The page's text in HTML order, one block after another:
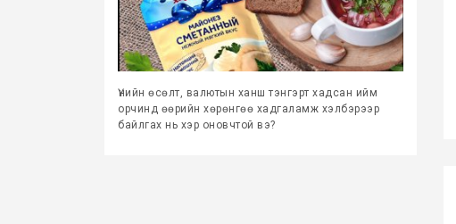
Үнийн өсөлт, валютын ханш тэнгэрт хадсан ийм
орчинд өөрийн хөрөнгөө хадгаламж хэлбэрээр
байлгах нь хэр оновчтой вэ?